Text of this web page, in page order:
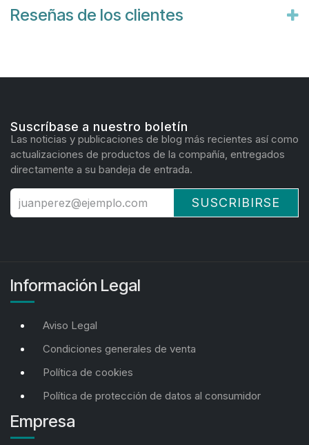
Reseñas de los clientes
Suscríbase a nuestro boletín
Las noticias y publicaciones de blog más recientes así como
actualizaciones de productos de la compañía, entregados
directamente a su bandeja de entrada.
SUSCRIBIRSE
Información Legal
Aviso Legal
Condiciones generales de venta
Política de cookies
Política de protección de datos al consumidor
Empresa